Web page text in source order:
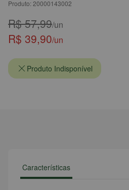
Produto: 20000143002
R$ 57,99/un
R$ 39,90/un
Produto Indisponível
Características